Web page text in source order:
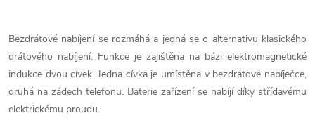
v
l
á
Bezdrátové nabíjení se rozmáhá a jedná se o alternativu klasického
drátového nabíjení. Funkce je zajištěna na bázi elektromagnetické
indukce dvou cívek. Jedna cívka je umístěna v bezdrátové nabíječce,
druhá na zádech telefonu. Baterie zařízení se nabíjí díky střídavému
elektrickému proudu.